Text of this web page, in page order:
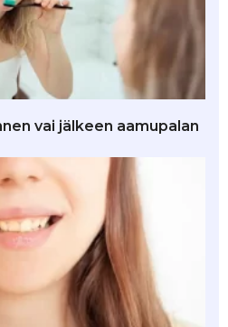
vai jälkeen aamupalan